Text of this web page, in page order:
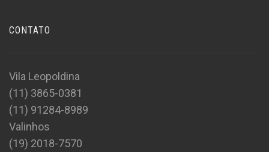
CONTATO
Vila Leopoldina
(11) 3865-0381
(11) 91284-8989
Valinhos
(19) 2018-7570